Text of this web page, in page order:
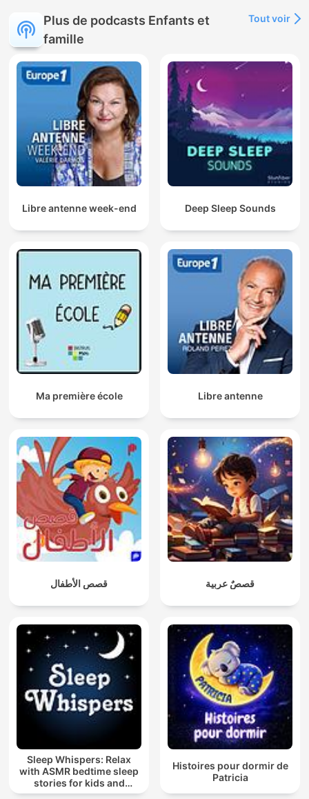
Plus de podcasts Enfants et
famille
Tout voir
Libre antenne week-end Deep Sleep Sounds
Ma première école Libre antenne
قصص الأطفال قصصٌ عربية
Sleep Whispers: Relax
with ASMR bedtime sleep
stories for kids and
adults.
Histoires pour dormir de
Patricia